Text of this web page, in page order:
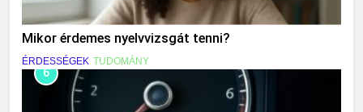
Mikor érdemes nyelvvizsgát tenni?
ÉRDESSÉGEK TUDOMÁNY
6